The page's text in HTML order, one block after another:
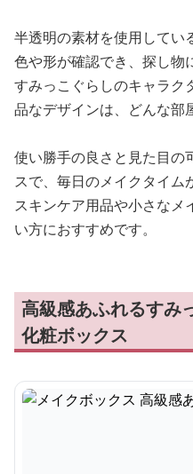
半透明の素材を使用してい
色や形が確認でき、探し物
すみっこぐらしのキャラク
品なデザインは、どんな部
使い勝手の良さと見た目の
スで、毎日のメイクタイム
スキンケア用品や小さなメ
い方におすすめです。
高級感あふれるすみ
化粧ボックス